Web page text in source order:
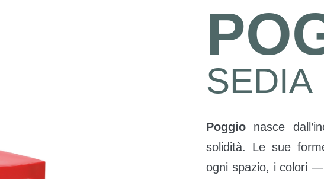
SEDIA
Poggio nasce
solidità. Le sue
ogni spazio, i colori